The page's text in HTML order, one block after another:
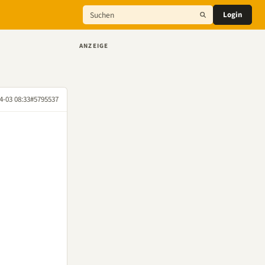
Login
03 08:33#5795537
ANZEIGE